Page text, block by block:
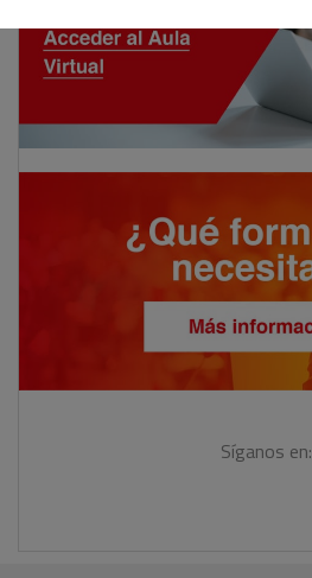
Síganos en: